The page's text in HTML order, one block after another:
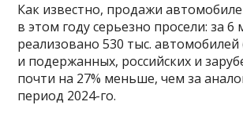
Как известно, продажи
в этом году серьезно просели: за 6
реализовано 530 тыс.
и подержанных, российских и
почти на 27% меньше, чем за
период 2024-го.